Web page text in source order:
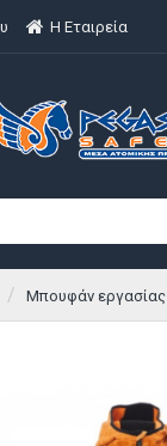
H Εταιρεία
Μπουφάν εργασίας